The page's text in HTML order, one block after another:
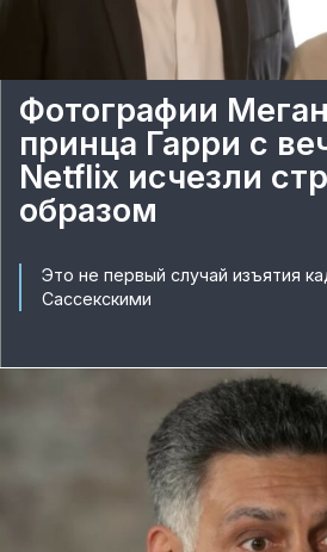
Фотографии
принца Гарри с
Netflix исчезли
образом
Это не первый случай изъятия
Сассекскими